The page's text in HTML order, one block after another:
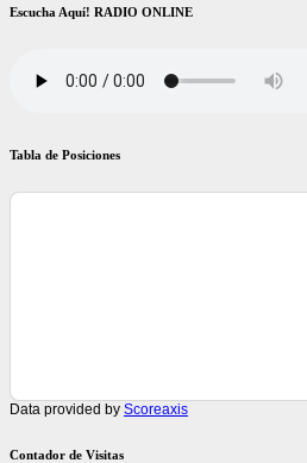
Escucha Aquí! RADIO ONLINE
Tabla de Posiciones
Data provided by Scoreaxis
Contador de Visitas